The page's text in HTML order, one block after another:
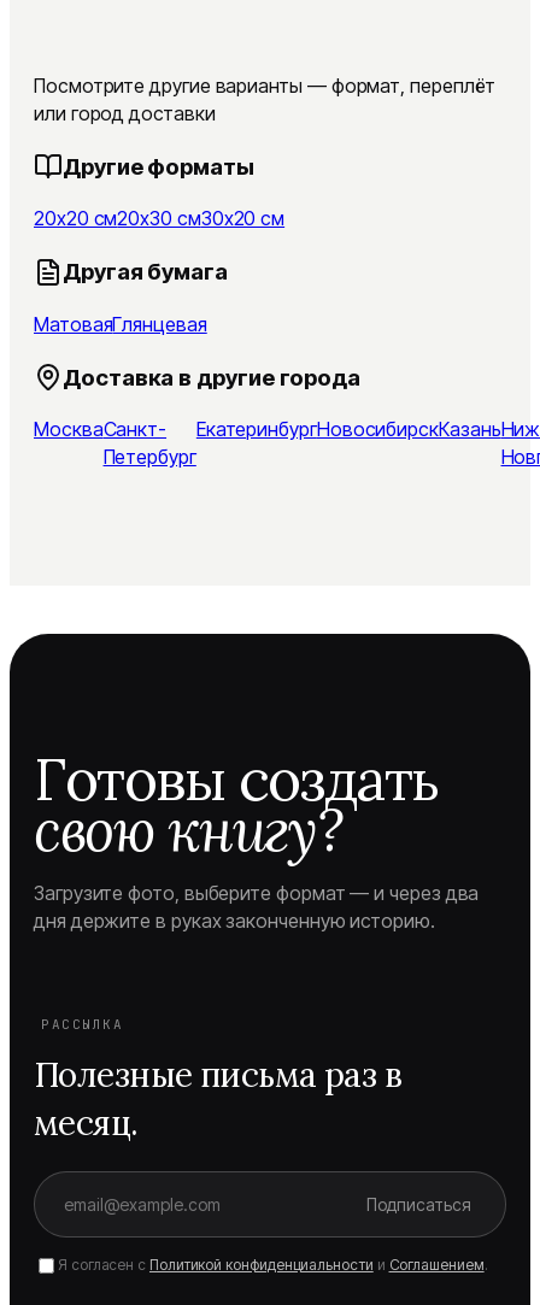
Посмотрите другие варианты — формат, переплёт
или город доставки
Другие форматы
20x20 см20x30 см30x20 см
Другая бумага
МатоваяГлянцевая
Доставка в другие города
МоскваСанкт-
Петербург
ЕкатеринбургНовосибирскКазань
Готовы создать
свою книгу?
Загрузите фото, выберите формат — и через два
дня держите в руках законченную историю.
РАССЫЛКА
Полезные письма раз в
месяц.
Подписаться
Я согласен с Политикой конфиденциальности и Соглашением.